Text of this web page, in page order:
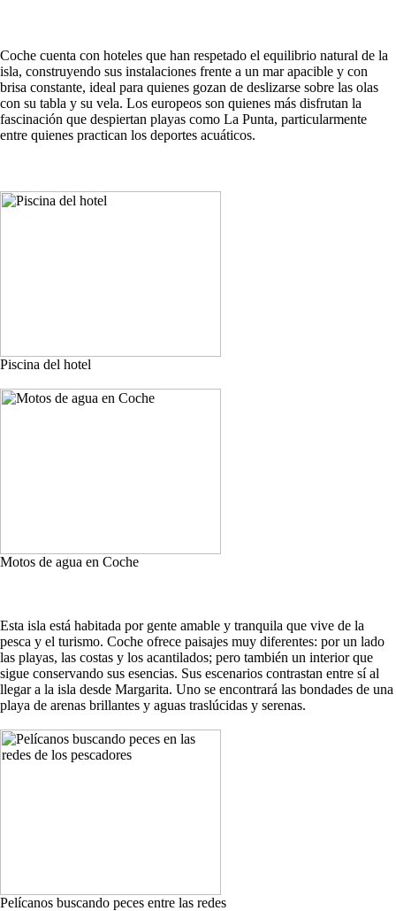
Coche cuenta con hoteles que han respetado el equilibrio natural de la
isla, construyendo sus instalaciones frente a un mar apacible y con
brisa constante, ideal para quienes gozan de deslizarse sobre las olas
con su tabla y su vela. Los europeos son quienes más disfrutan la
fascinación que despiertan playas como La Punta, particularmente
entre quienes practican los deportes acuáticos.
Piscina del hotel
Motos de agua en Coche
Esta isla está habitada por gente amable y tranquila que vive de la
pesca y el turismo. Coche ofrece paisajes muy diferentes: por un lado
las playas, las costas y los acantilados; pero también un interior que
sigue conservando sus esencias. Sus escenarios contrastan entre sí al
llegar a la isla desde Margarita. Uno se encontrará las bondades de una
playa de arenas brillantes y aguas traslúcidas y serenas.
Pelícanos buscando peces entre las redes